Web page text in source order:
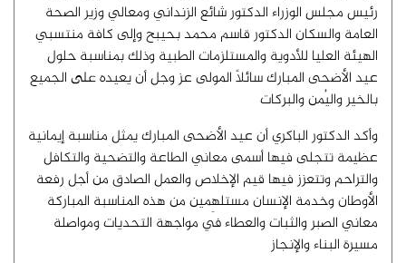
رئيس مجلس الوزراء الدكتور شائع الزنداني ومعالي وزير الصحة
العامة والسكان الدكتور قاسم محمد بحيبح وإلى كافة منتسبي
الهيئة العليا للأدوية والمستلزمات الطبية وذلك بمناسبة حلول
عيد الأضحى المبارك سائلاً المولى عز وجل أن يعيده على الجميع
بالخير واليُمن والبركات
وأكد الدكتور الباكري أن عيد الأضحى المبارك يمثل مناسبة إيمانية
عظيمة تتجلى فيها أسمى معاني الطاعة والتضحية والتكافل
والتراحم وتتعزز فيها قيم الإخلاص والعمل الصادق من أجل رفعة
الأوطان وخدمة الإنسان مستلهِمين من هذه المناسبة المباركة
معاني الصبر والثبات والعطاء في مواجهة التحديات ومواصلة
مسيرة البناء والإنجاز